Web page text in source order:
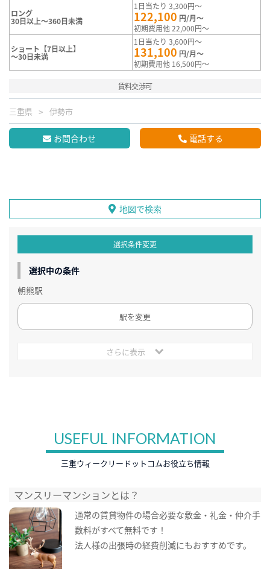
ロング
30日以上～360日未満
1日当たり 3,300円～
122,100 円/月～
初期費用他 22,000円～
ショート【7日以上】
～30日未満
1日当たり 3,600円～
131,100 円/月～
初期費用他 16,500円～
賃料交渉可
三重県 伊勢市
お問合わせ 電話する
地図で検索
選択条件変更
選択中の条件
朝熊駅
駅を変更
さらに表示
USEFUL INFORMATION
三重ウィークリードットコムお役立ち情報
マンスリーマンションとは？
通常の賃貸物件の場合必要な敷金・礼金・仲介手
数料がすべて無料です！
法人様の出張時の経費削減にもおすすめです。